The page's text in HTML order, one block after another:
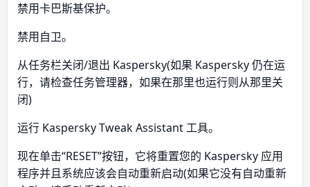
禁用卡巴斯基保护。
禁用自卫。
从任务栏关闭/退出 Kaspersky(如果 Kaspersky 仍在运
行，请检查任务管理器，如果在那里也运行则从那里关
闭)
运行 Kaspersky Tweak Assistant 工具。
现在单击“RESET”按钮，它将重置您的 Kaspersky 应用
程序并且系统应该会自动重新启动(如果它没有自动重新